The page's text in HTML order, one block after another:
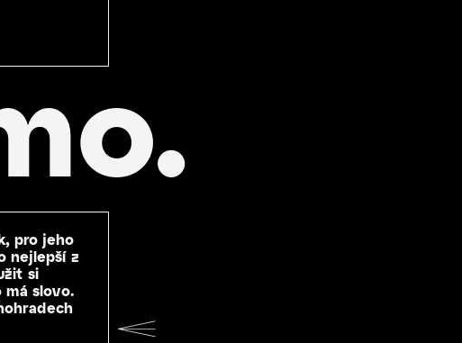
pro jeho
nejlepší z
si
slovo.